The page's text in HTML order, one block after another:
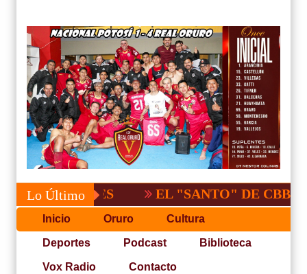
Lo Último EL "SANTO" DE CBBA,
Inicio Oruro Cultura
Deportes Podcast Biblioteca
Vox Radio Contacto